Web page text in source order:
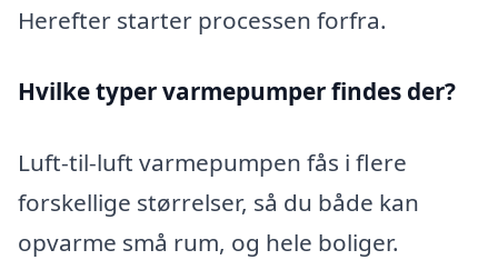
Herefter starter processen forfra.
Hvilke typer varmepumper findes der?
Luft-til-luft varmepumpen fås i flere
forskellige størrelser, så du både kan
opvarme små rum, og hele boliger.